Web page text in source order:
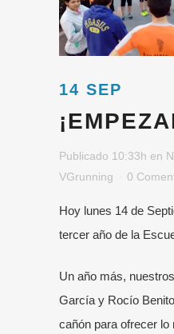
14 SEP
Publicado 10:33h en
VGrunning
0
Hoy lunes 14 de
tercer año de la
Un año más,
García y Rocío
cañón para ofrecer lo